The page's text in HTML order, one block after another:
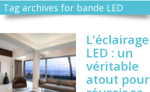
Tag archives for bande LED
L’éclairage
LED : un
véritable
atout pour